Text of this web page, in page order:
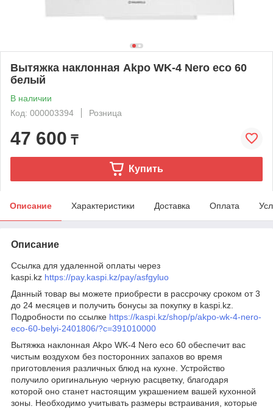
Вытяжка наклонная Akpo WK-4 Nero eco 60
белый
В наличии
Код: 000003394
Розница
47 600 ₸
Купить
Описание Характеристики Доставка Оплата
Описание
Ссылка для удаленной оплаты через
kaspi.kz https://pay.kaspi.kz/pay/asfgyluo
Данный товар вы можете приобрести в рассрочку сроком от 3
до 24 месяцев и получить бонусы за покупку в kaspi.kz.
Подробности по ссылке https://kaspi.kz/shop/p/akpo-wk-4-nero-
eco-60-belyi-2401806/?c=391010000
Вытяжка наклонная Akpo WK-4 Nero eco 60 обеспечит вас
чистым воздухом без посторонних запахов во время
приготовления различных блюд на кухне. Устройство
получило оригинальную черную расцветку, благодаря
которой оно станет настоящим украшением вашей кухонной
зоны. Необходимо учитывать размеры встраивания, которые